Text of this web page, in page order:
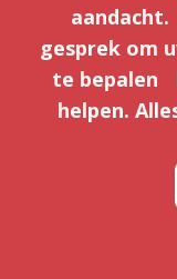
gesprek om
te bepalen
helpen.